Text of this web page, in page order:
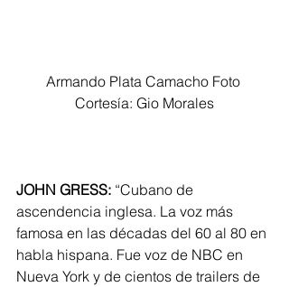
Armando Plata Camacho Foto
Cortesía: Gio Morales
JOHN GRESS: “Cubano de
ascendencia inglesa. La voz más
famosa en las décadas del 60 al 80 en
habla hispana. Fue voz de NBC en
Nueva York y de cientos de trailers de